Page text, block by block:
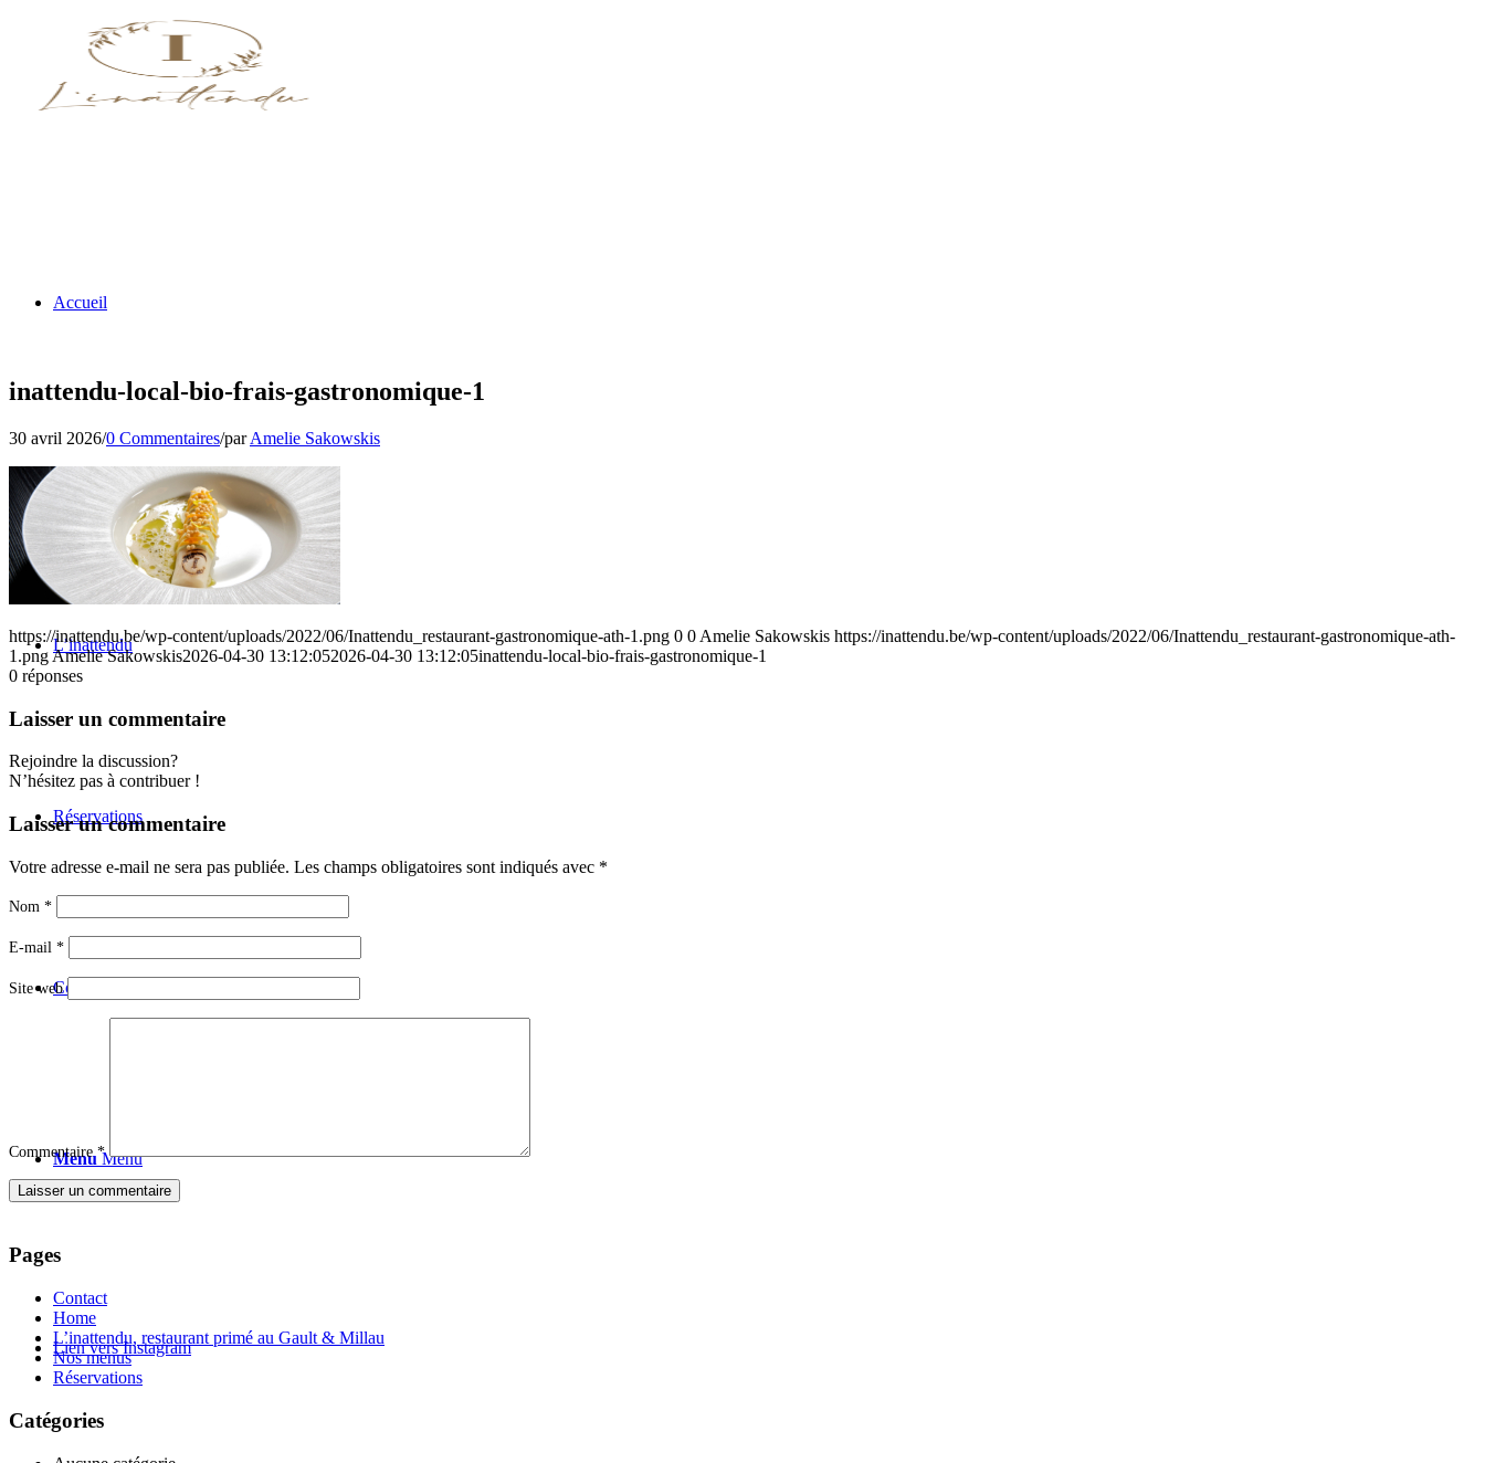
Accueil
Nos menus
L’inattendu
Réservations
Contact
Menu Menu
Lien vers Instagram
inattendu-local-bio-frais-gastronomique-1
30 avril 2026/0 Commentaires/parAmelie Sakowskis
https://inattendu.be/wp-content/uploads/2022/06/Inattendu_restaurant-gastronomique-ath-1.png 0 0 Amelie Sakowskis https://inattendu.be/wp-content/uploads/2022/06/Inattendu_restaurant-gastronomique-ath-
1.png Amelie Sakowskis2026-04-30 13:12:052026-04-30 13:12:05inattendu-local-bio-frais-gastronomique-1
0 réponses
Laisser un commentaire
Rejoindre la discussion?
N’hésitez pas à contribuer !
Laisser un commentaire
Votre adresse e-mail ne sera pas publiée. Les champs obligatoires sont indiqués avec *
Nom *
E-mail *
Site web
Commentaire *
Pages
Contact
Home
L’inattendu, restaurant primé au Gault & Millau
Nos menus
Réservations
Catégories